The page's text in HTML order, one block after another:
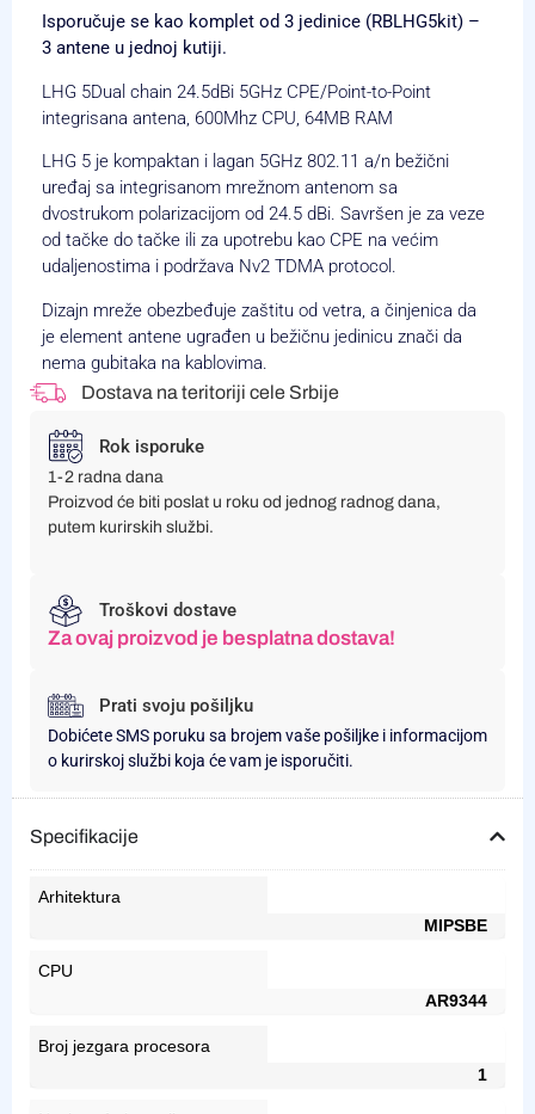
Isporučuje se kao komplet od 3 jedinice (RBLHG5kit) –
3 antene u jednoj kutiji.
LHG 5Dual chain 24.5dBi 5GHz CPE/Point-to-Point
integrisana antena, 600Mhz CPU, 64MB RAM
LHG 5 je kompaktan i lagan 5GHz 802.11 a/n bežični
uređaj sa integrisanom mrežnom antenom sa
dvostrukom polarizacijom od 24.5 dBi. Savršen je za veze
od tačke do tačke ili za upotrebu kao CPE na većim
udaljenostima i podržava Nv2 TDMA protocol.
Dizajn mreže obezbeđuje zaštitu od vetra, a činjenica da
je element antene ugrađen u bežičnu jedinicu znači da
nema gubitaka na kablovima.
Dostava na teritoriji cele Srbije
Rok isporuke
1-2 radna dana
Proizvod će biti poslat u roku od jednog radnog dana,
putem kurirskih službi.
Troškovi dostave
Za ovaj proizvod je besplatna dostava!
Prati svoju pošiljku
Dobićete SMS poruku sa brojem vaše pošiljke i informacijom
o kurirskoj službi koja će vam je isporučiti.
Specifikacije
Arhitektura
MIPSBE
CPU
AR9344
Broj jezgara procesora
1